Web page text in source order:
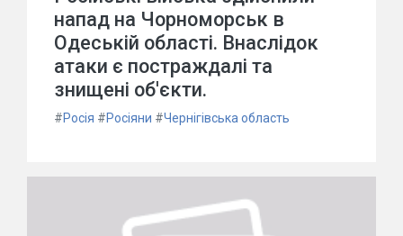
напад на Чорноморськ в
Одеській області. Внаслідок
атаки є постраждалі та
знищені об'єкти.
#Росія #Росіяни #Чернігівська область